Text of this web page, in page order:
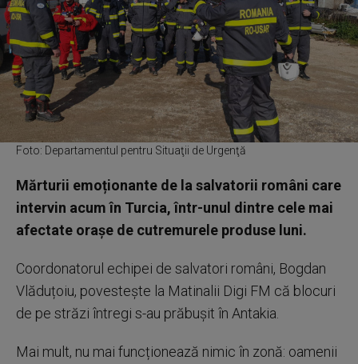
Foto: Departamentul pentru Situaţii de Urgenţă
Mărturii emoționante de la salvatorii români care
intervin acum în Turcia, într-unul dintre cele mai
afectate orașe de cutremurele produse luni.
Coordonatorul echipei de salvatori români, Bogdan
Vlăduțoiu, povestește la Matinalii Digi FM că blocuri
de pe străzi întregi s-au prăbușit în Antakia.
Mai mult, nu mai funcționează nimic în zonă: oamenii